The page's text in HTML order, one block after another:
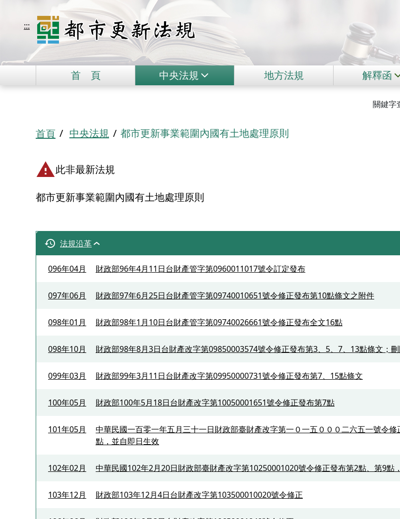
:::
都市更新法規
首 頁 中央法規 地方法規 解釋函
關鍵字
首頁 中央法規 都市更新事業範圍內國有土地處理原則
此非最新法規
都市更新事業範圍內國有土地處理原則
法規沿革
096年04月 財政部96年4月11日台財產管字第0960011017號令訂定發布
097年06月 財政部97年6月25日台財產管字第09740010651號令修正發布第10點條文之附件
098年01月 財政部98年1月10日台財產管字第09740026661號令修正發布全文16點
098年10月 財政部98年8月3日台財產改字第09850003574號令修正發布第3、5、7、13點條文；
099年03月 財政部99年3月11日台財產改字第09950000731號令修正發布第7、15點條文
100年05月 財政部100年5月18日台財產改字第10050001651號令修正發布第7點
101年05月
中華民國一百零一年五月三十一日財政部臺財產改字第一０一五０００二六五一號令
點，並自即日生效
102年02月 中華民國102年2月20日財政部臺財產改字第10250001020號令修正發布第2點、第9點
103年12月 財政部103年12月4日台財產改字第103500010020號令修正